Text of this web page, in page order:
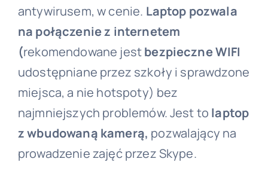
antywirusem, w cenie. Laptop pozwala
na połączenie z internetem
(rekomendowane jestbezpieczne WIFI
udostępniane przez szkoły i sprawdzone
miejsca, a nie hotspoty) bez
najmniejszych problemów. Jest to laptop
z wbudowaną kamerą, pozwalający na
prowadzenie zajęć przez Skype.